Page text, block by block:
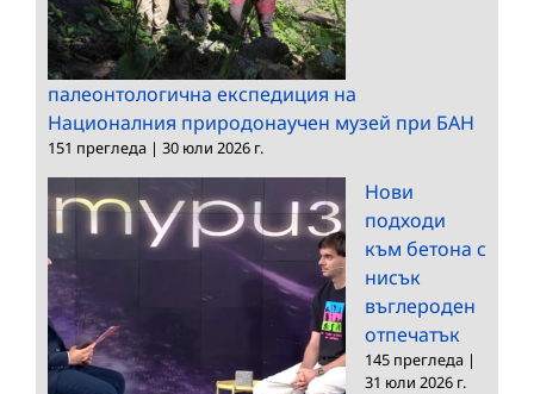
палеонтологична експедиция на
Националния природонаучен музей при БАН
151 прегледа | 30 юли 2026 г.
Нови
подходи
към бетона с
нисък
въглероден
отпечатък
145 прегледа |
31 юли 2026 г.